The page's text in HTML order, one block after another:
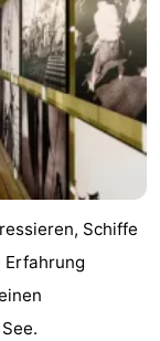
Schiffe